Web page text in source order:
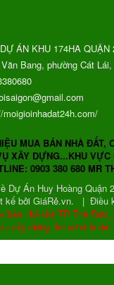
ÁN KHU 174HA QUẬN
Bang, phường Cát
moigioinhadat24h.com/
MUA BÁN NHÀ ĐẤT,
XÂY DỰNG...KHU VỰC
0903 380 680 MR
Dự Án Huy Hoàng Quận
kế bởi GiáRẻ.vn. | Điều
bán nhà đất TP Thủ
xây dựng, hồ sơ nhà